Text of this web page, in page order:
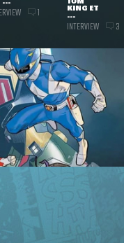
1 KING ET
...
INTERVIEW 3